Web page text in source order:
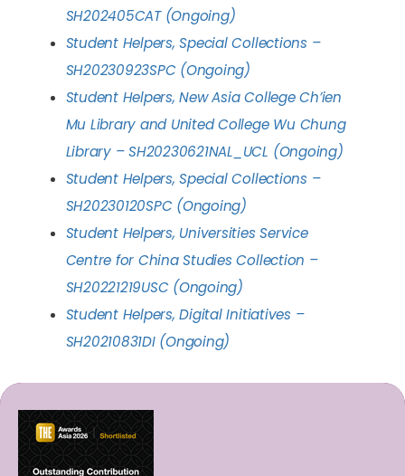
SH202405CAT (Ongoing)
Student Helpers, Special Collections –
SH20230923SPC (Ongoing)
Student Helpers, New Asia College Ch’ien
Mu Library and United College Wu Chung
Library – SH20230621NAL_UCL (Ongoing)
Student Helpers, Special Collections –
SH20230120SPC (Ongoing)
Student Helpers, Universities Service
Centre for China Studies Collection –
SH20221219USC (Ongoing)
Student Helpers, Digital Initiatives –
SH20210831DI (Ongoing)